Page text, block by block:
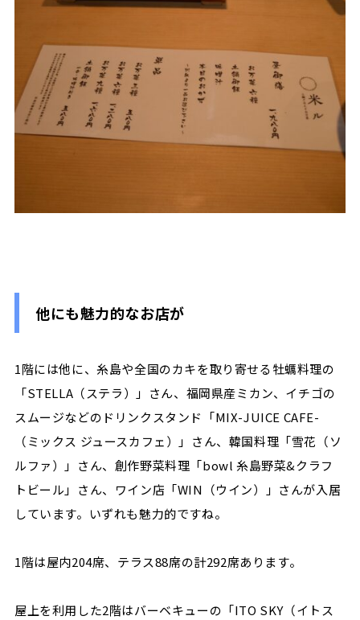
他にも魅力的なお店が
1階には他に、糸島や全国のカキを取り寄せる牡蠣料理の
「STELLA（ステラ）」さん、福岡県産ミカン、イチゴの
スムージなどのドリンクスタンド「MIX-JUICE CAFE-
（ミックス ジュースカフェ）」さん、韓国料理「雪花（ソ
ルファ）」さん、創作野菜料理「bowl 糸島野菜&クラフ
トビール」さん、ワイン店「WIN（ウイン）」さんが入居
しています。いずれも魅力的ですね。
1階は屋内204席、テラス88席の計292席あります。
屋上を利用した2階はバーベキューの「ITO SKY（イトス